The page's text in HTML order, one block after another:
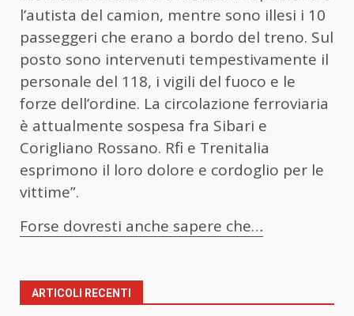
l’autista del camion, mentre sono illesi i 10
passeggeri che erano a bordo del treno. Sul
posto sono intervenuti tempestivamente il
personale del 118, i vigili del fuoco e le
forze dell’ordine. La circolazione ferroviaria
è attualmente sospesa fra Sibari e
Corigliano Rossano. Rfi e Trenitalia
esprimono il loro dolore e cordoglio per le
vittime”.
Forse dovresti anche sapere che…
ARTICOLI RECENTI